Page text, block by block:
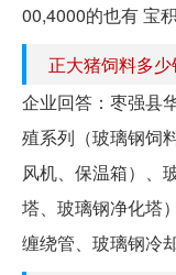
00,4000的也有 宝
正大猪饲料多
企业回答：枣强县
殖系列（玻璃钢饲
风机、保温箱）、
塔、玻璃钢净化塔
缠绕管、玻璃钢冷